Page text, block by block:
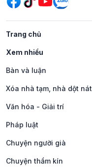
Trang chủ
Xem nhiều
Bàn và luận
Xóa nhà tạm, nhà dột nát
Văn hóa - Giải trí
Pháp luật
Chuyện người già
Chuyện thầm kín